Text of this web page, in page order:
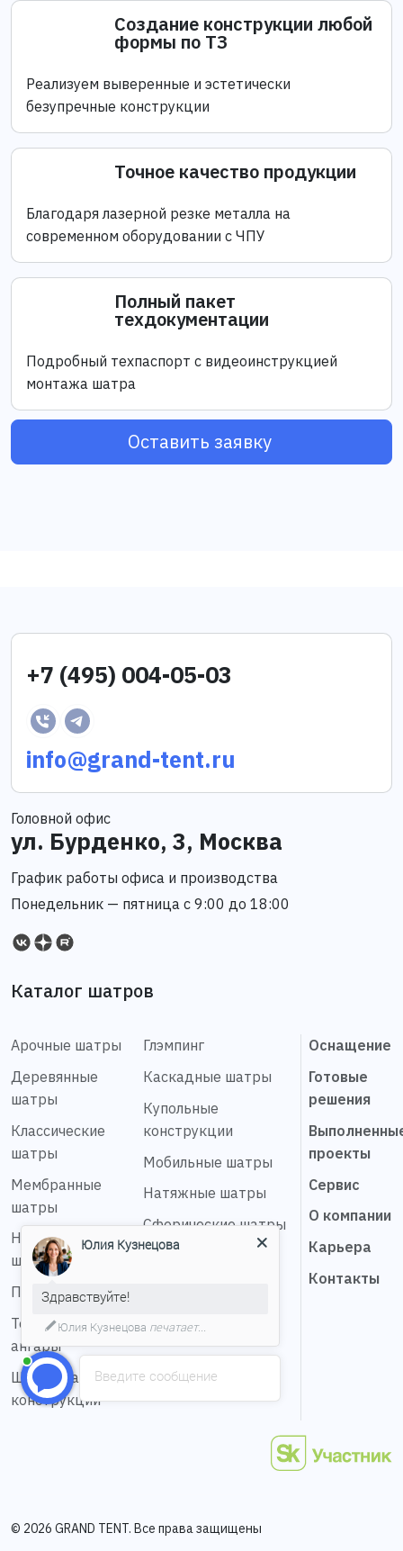
Создание конструкции любой
формы по ТЗ
Реализуем выверенные и эстетически
безупречные конструкции
Точное качество продукции
Благодаря лазерной резке металла на
современном оборудовании с ЧПУ
Полный пакет
техдокументации
Подробный техпаспорт с видеоинструкцией
монтажа шатра
Оставить заявку
+7 (495) 004-05-03
info@grand-tent.ru
Головной офис
ул. Бурденко, 3, Москва
График работы офиса и производства
Понедельник — пятница с 9:00 до 18:00
Каталог шатров
Арочные шатры
Деревянные
шатры
Классические
шатры
Мембранные
шатры
Надувные
шатры
Пагода шатры
Тентовые
ангары
Шестигранные
конструкции
Глэмпинг
Каскадные шатры
Купольные
конструкции
Мобильные шатры
Натяжные шатры
Сферические шатры
Шатер звезда
Оснащение
Готовые
решения
проекты
Сервис
О компании
Карьера
Контакты
© 2026 GRAND TENT. Все права защищены
Введите сообщение
Юлия Кузнецова
Здравствуйте!
Юлия Кузнецова печатает...